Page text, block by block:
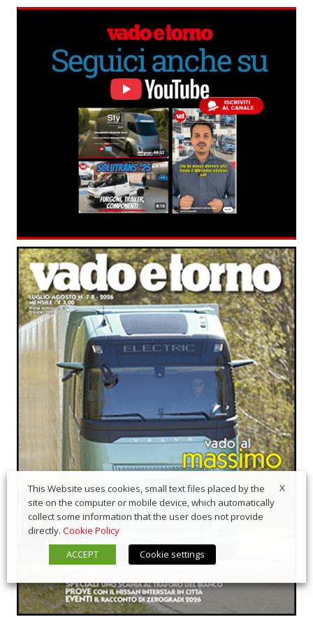
X
This Website uses cookies, small text files placed by the
site on the computer or mobile device, which automatically
collect some information that the user does not provide
directly. Cookie Policy
ACCEPT
Cookie settings